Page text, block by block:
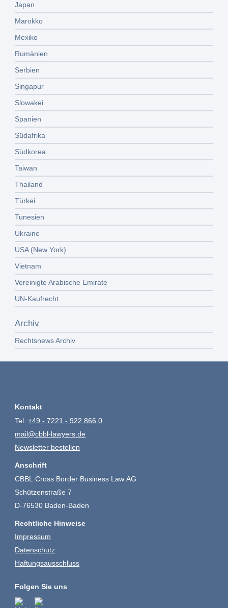
Japan
Marokko
Mexiko
Rumänien
Serbien
Singapur
Slowakei
Spanien
Südafrika
Südkorea
Taiwan
Thailand
Türkei
Tunesien
Ukraine
USA (New York)
Vietnam
Vereinigte Arabische Emirate
UN-Kaufrecht
Archiv
Rechtsnews Archiv
Kontakt
Tel.+49 - 7221 - 922 866 0
mail@cbbl-lawyers.de
Newsletter bestellen
Anschrift
CBBL Cross Border Business Law AG
Schützenstraße 7
D-76530 Baden-Baden
Rechtliche Hinweise
Impressum
Datenschutz
Haftungsausschluss
Folgen Sie uns